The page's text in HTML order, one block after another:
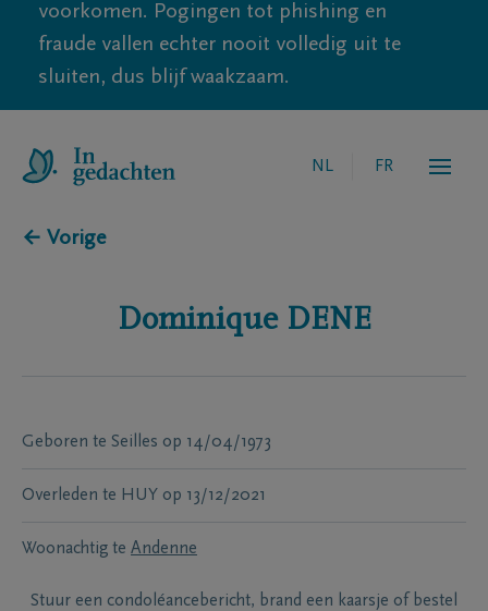
voorkomen. Pogingen tot phishing en
fraude vallen echter nooit volledig uit te
sluiten, dus blijf waakzaam.
NL FR
← Vorige
Dominique DENE
Geboren te Seilles op 14/04/1973
Overleden te HUY op 13/12/2021
Woonachtig te Andenne
Stuur een condoléancebericht, brand een kaarsje of bestel